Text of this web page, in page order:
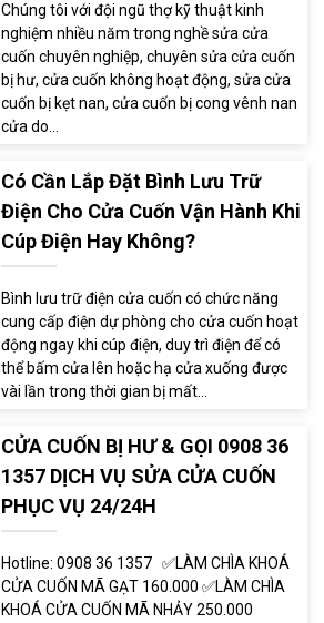
Chúng tôi với đội ngũ thợ kỹ thuật kinh
nghiệm nhiều năm trong nghề sửa cửa
cuốn chuyên nghiệp, chuyên sửa cửa cuốn
bị hư, cửa cuốn không hoạt động, sửa cửa
cuốn bị kẹt nan, cửa cuốn bị cong vênh nan
cửa do...
Có Cần Lắp Đặt Bình Lưu Trữ
Điện Cho Cửa Cuốn Vận Hành Khi
Cúp Điện Hay Không?
Bình lưu trữ điện cửa cuốn có chức năng
cung cấp điện dự phòng cho cửa cuốn hoạt
động ngay khi cúp điện, duy trì điện để có
thể bấm cửa lên hoặc hạ cửa xuống được
vài lần trong thời gian bị mất...
CỬA CUỐN BỊ HƯ & GỌI 0908 36
1357 DỊCH VỤ SỬA CỬA CUỐN
PHỤC VỤ 24/24H
Hotline: 0908 36 1357 ✅LÀM CHÌA KHOÁ
CỬA CUỐN MÃ GẠT 160.000 ✅LÀM CHÌA
KHOÁ CỬA CUỐN MÃ NHẢY 250.000